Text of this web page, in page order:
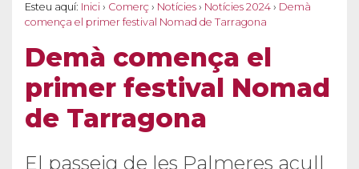
Esteu aquí: Inici › Comerç › Notícies › Notícies 2024 › Demà
comença el primer festival Nomad de Tarragona
Demà comença el
primer festival Nomad
de Tarragona
El passeig de les Palmeres acull